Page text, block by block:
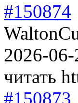
#150874
2026-
читать
#150873